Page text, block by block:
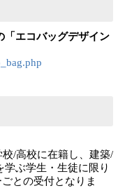
「エコバッグデザイン
/高校に在籍し、建築/
ぶ学生・生徒に限り
との受付となりま